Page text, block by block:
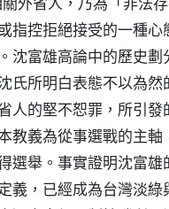
指控拒絕接受的一種
沈富雄高論中的歷史
氏所明白表態不以為
人的堅不恕罪，所引
教義為從事選戰的主
選舉。事實證明沈富
義，已經成為台灣淡